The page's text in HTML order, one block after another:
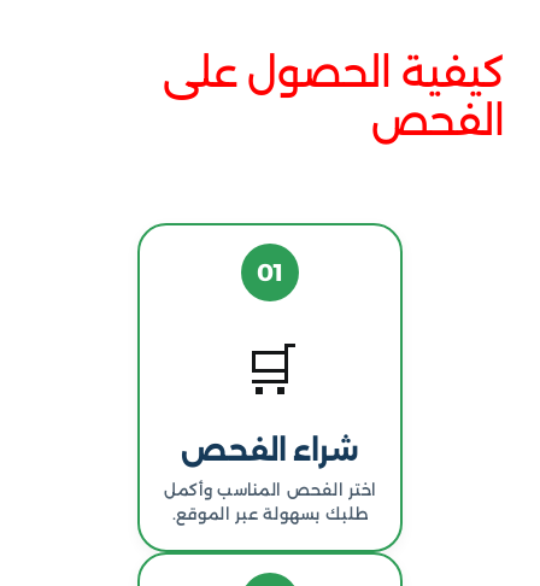
كيفية الحصول على
الفحص
01
🛒
شراء الفحص
اختر الفحص المناسب وأكمل
طلبك بسهولة عبر الموقع.